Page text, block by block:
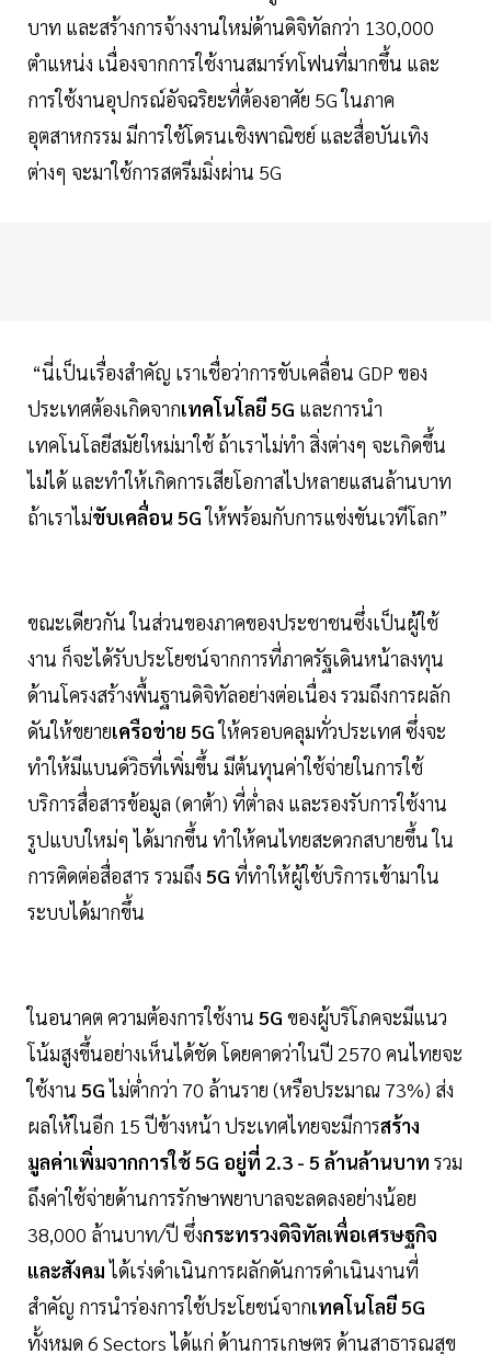
บาท และสร้างการจ้างงานใหม่ด้านดิจิทัลกว่า 130,000
ตำแหน่ง เนื่องจากการใช้งานสมาร์ทโฟนที่มากขึ้น และ
การใช้งานอุปกรณ์อัจฉริยะที่ต้องอาศัย 5G ในภาค
อุตสาหกรรม มีการใช้โดรนเชิงพาณิชย์ และสื่อบันเทิง
ต่างๆ จะมาใช้การสตรีมมิ่งผ่าน 5G
“นี่เป็นเรื่องสำคัญ เราเชื่อว่าการขับเคลื่อน GDP ของ
ประเทศต้องเกิดจากเทคโนโลยี 5G และการนำ
เทคโนโลยีสมัยใหม่มาใช้ ถ้าเราไม่ทำ สิ่งต่างๆ จะเกิดขึ้น
ไม่ได้ และทำให้เกิดการเสียโอกาสไปหลายแสนล้านบาท
ถ้าเราไม่ขับเคลื่อน 5Gให้พร้อมกับการแข่งขันเวทีโลก”
ขณะเดียวกัน ในส่วนของภาคของประชาชนซึ่งเป็นผู้ใช้
งาน ก็จะได้รับประโยชน์จากการที่ภาครัฐเดินหน้าลงทุน
ด้านโครงสร้างพื้นฐานดิจิทัลอย่างต่อเนื่อง รวมถึงการผลัก
ดันให้ขยายเครือข่าย 5Gให้ครอบคลุมทั่วประเทศ ซึ่งจะ
ทำให้มีแบนด์วิธที่เพิ่มขึ้น มีต้นทุนค่าใช้จ่ายในการใช้
บริการสื่อสารข้อมูล (ดาต้า) ที่ต่ำลง และรองรับการใช้งาน
รูปแบบใหม่ๆ ได้มากขึ้น ทำให้คนไทยสะดวกสบายขึ้น ใน
การติดต่อสื่อสาร รวมถึง 5G ที่ทำให้ผู้ใช้บริการเข้ามาใน
ระบบได้มากขึ้น
ในอนาคต ความต้องการใช้งาน 5G ของผู้บริโภคจะมีแนว
โน้มสูงขึ้นอย่างเห็นได้ชัด โดยคาดว่าในปี 2570 คนไทยจะ
ใช้งาน 5Gไม่ต่ำกว่า 70 ล้านราย (หรือประมาณ 73%) ส่ง
ผลให้ในอีก 15 ปีข้างหน้า ประเทศไทยจะมีการสร้าง
มูลค่าเพิ่มจากการใช้ 5G อยู่ที่ 2.3 - 5 ล้านล้านบาท รวม
ถึงค่าใช้จ่ายด้านการรักษาพยาบาลจะลดลงอย่างน้อย
38,000 ล้านบาท/ปี ซึ่งกระทรวงดิจิทัลเพื่อเศรษฐกิจ
และสังคมได้เร่งดำเนินการผลักดันการดำเนินงานที่
สำคัญ การนำร่องการใช้ประโยชน์จากเทคโนโลยี 5G
ทั้งหมด 6 Sectors ได้แก่ ด้านการเกษตร ด้านสาธารณสุข